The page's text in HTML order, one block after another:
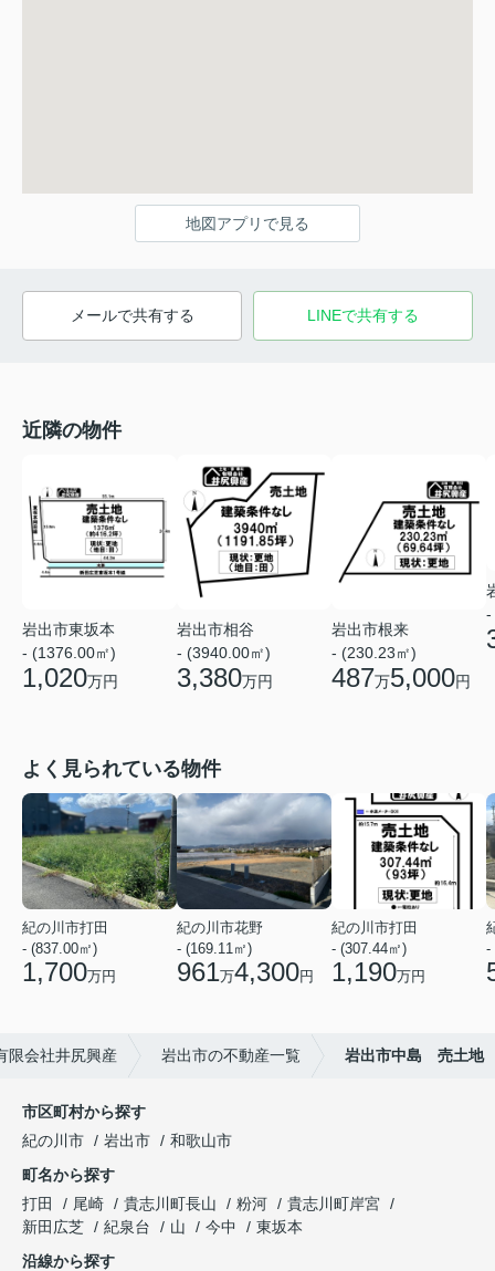
地図アプリで見る
メールで共有する LINEで共有する
近隣の物件
岩出市東坂本
- (1376.00㎡)
1,020万円
岩出市相谷
- (3940.00㎡)
3,380万円
岩出市根来
- (230.23㎡)
487万5,000円
-
よく見られている物件
紀の川市打田
- (837.00㎡)
1,700万円
紀の川市花野
- (169.11㎡)
961万4,300円
紀の川市打田
- (307.44㎡)
1,190万円
-
限会社井尻興産 岩出市の不動産一覧 岩出市中島 売土地
市区町村から探す
紀の川市
岩出市
和歌山市
町名から探す
打田
尾崎 貴志川町長山 粉河
貴志川町岸宮
新田広芝
紀泉台 山 今中
東坂本
沿線から探す